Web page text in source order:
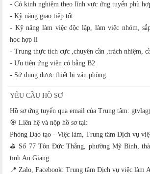
- Có kinh nghiệm theo lĩnh vực ứng tuyển phù
- Kỹ năng giao tiếp tốt
- Kỹ năng làm việc độc lập, làm việc nhóm,
học hợp lí
- Trung thực tích cực ,chuyên cần ,trách nhiệm,
- Ưu tiên ứng viên có bằng B2
- Sử dụng được thiết bị văn phòng.
YÊU CẦU HỒ SƠ
Hồ sơ ứng tuyển qua email của Trung tâm:
🎯 Liên hệ và nộp hồ sơ tại:
Phòng Đào tạo - Việc làm, Trung tâm Dịch vụ
⛳️ Số 77 Tôn Đức Thắng, phường Mỹ Bình,
tỉnh An Giang
📍 Zalo, Facebook: Trung tâm Dịch vụ việc làm